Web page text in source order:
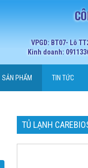
VPGD: BT07- Lô
Kinh doanh:
SẢN PHẨM TIN TỨC
TỦ LẠNH